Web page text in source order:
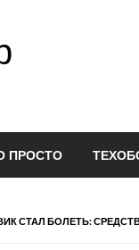
ПРОСТО
СТАЛ БОЛЕТЬ: